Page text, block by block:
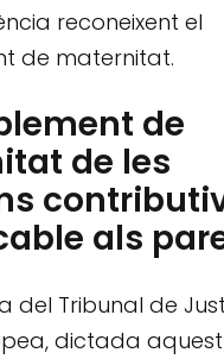
reconeixent el
de maternitat.
de
de les
als
del Tribunal de
dictada aquest